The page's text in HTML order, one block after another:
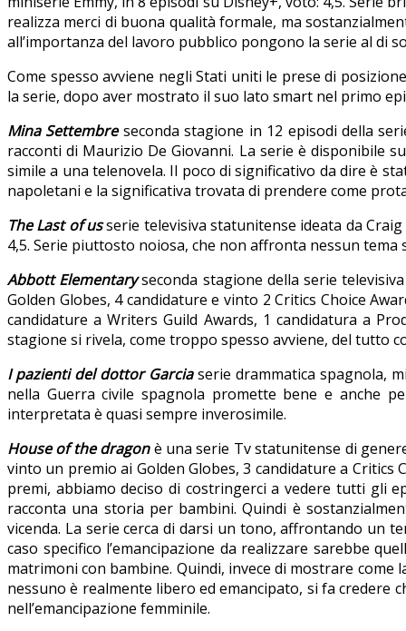
realizza merci di buona qualità formale, ma
all’importanza del lavoro pubblico pongono la serie al di
Come spesso avviene negli Stati uniti le prese di
la serie, dopo aver mostrato il suo lato smart nel primo
Mina Settembre seconda stagione in 12 episodi della
racconti di Maurizio De Giovanni. La serie è disponibile
simile a una telenovela. Il poco di significativo da dire è
napoletani e la significativa trovata di prendere come
The Last of usserie televisiva statunitense ideata da
4,5. Serie piuttosto noiosa, che non affronta nessun tema
Abbott Elementaryseconda stagione della serie
Golden Globes, 4 candidature e vinto 2 Critics Choice
candidature a Writers Guild Awards, 1 candidatura a
stagione si rivela, come troppo spesso avviene, del tutto
I pazienti del dottor Garciaserie drammatica spagnola,
nella Guerra civile spagnola promette bene e anche
interpretata è quasi sempre inverosimile.
House of the dragonè una serie Tv statunitense di
vinto un premio ai Golden Globes, 3 candidature a Critics
premi, abbiamo deciso di costringerci a vedere tutti gli
racconta una storia per bambini. Quindi è
vicenda. La serie cerca di darsi un tono, affrontando un
caso specifico l’emancipazione da realizzare sarebbe
matrimoni con bambine. Quindi, invece di mostrare
nessuno è realmente libero ed emancipato, si fa credere
nell’emancipazione femminile.